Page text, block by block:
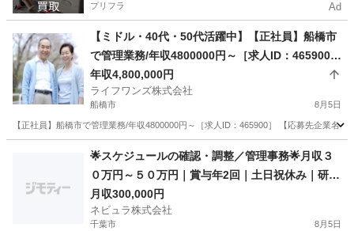
プリフラ Ad
【ミドル・40代・50代活躍中】【正社員】船橋市
で管理業務/年収4800000円～［求人ID：465900］
千葉県船橋市(馬込沢)特養／マネージャー／無資格
可
年収4,800,000円
ライフワンズ株式会社
船橋市 8月5日
【正社員】船橋市で管理業務/年収4800000円～［求人ID：465900］ 【応募先企業名
その他
🌟スケジュールの確認・調整／管理事務🌟月収３
０万円～５０万円｜賞与年2回｜土日祝休み｜研修
充実｜寮・住宅手当あり
月収300,000円
ネビュラ株式会社
千葉市 8月5日